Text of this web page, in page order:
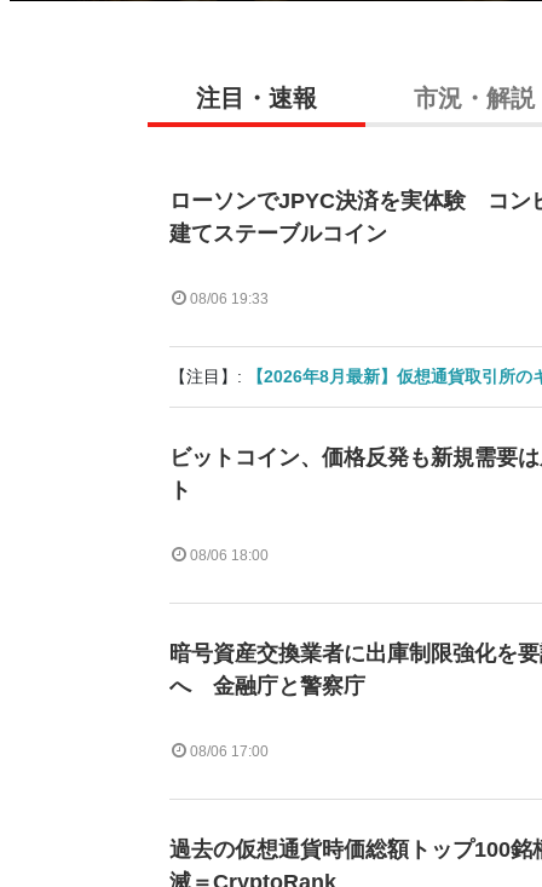
注目・速報 市況・解説
ローソンでJPYC決済を実体験 コン
建てステーブルコイン
08/06 19:33
【注目】: 【2026年8月最新】仮想通貨取引所
ビットコイン、価格反発も新規需要
ト
08/06 18:00
暗号資産交換業者に出庫制限強化を
へ 金融庁と警察庁
08/06 17:00
過去の仮想通貨時価総額トップ100銘